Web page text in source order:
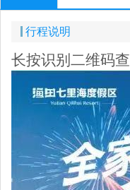
行程说明
长按识别二维码